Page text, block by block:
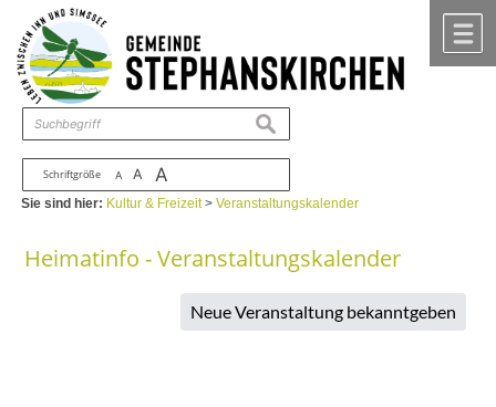
Zum Inhalt ,zur Navigation
Schriftgröße A A A
suchen
Sie sind hier: Kultur & Freizeit>Veranstaltungskalender
Heimatinfo - Veranstaltungskalender